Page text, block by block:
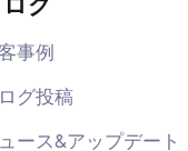
事例
グ投稿
ース&アップデート